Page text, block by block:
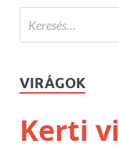
VIRÁGOK
Kerti